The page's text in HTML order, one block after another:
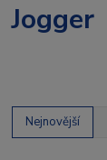
Jogger
Nejnovější